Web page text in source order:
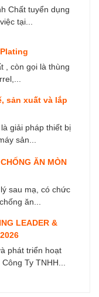
Chất tuyển dụng
tại...
, còn gọi là thùng
sản xuất và lắp
giải pháp thiết bị
sản...
ĂN MÒN
sau mạ, có chức
ăn...
LEADER &
phát triển hoạt
Ty TNHH...